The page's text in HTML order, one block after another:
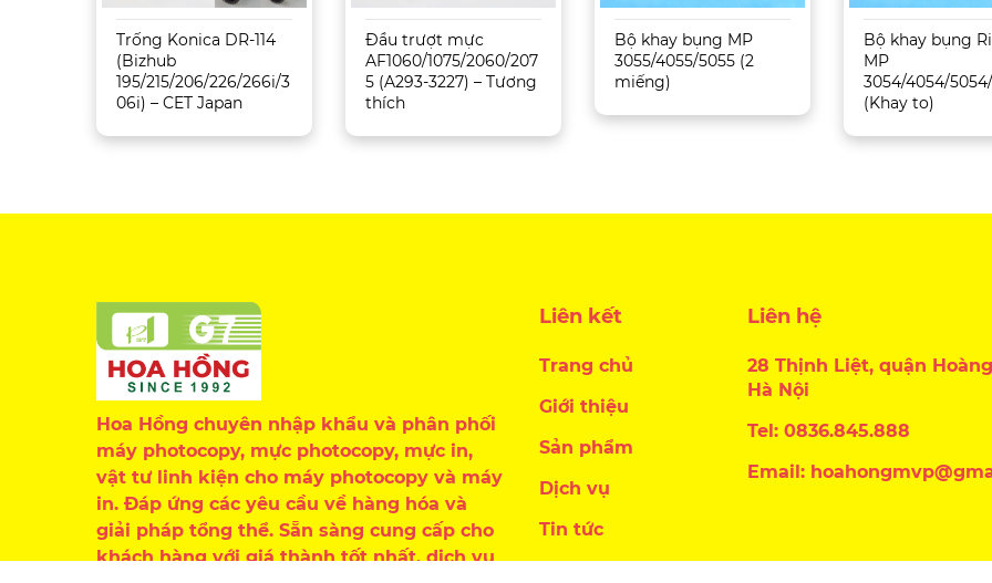
Trống Konica DR-114
(Bizhub
195/215/206/226/266i/3
06i) – CET Japan
Đầu trượt mực
AF1060/1075/2060/207
5 (A293-3227) – Tương
thích
Bộ khay bụng MP
3055/4055/5055 (2
miếng)
Bộ khay bụng
MP
3054/4054/
(Khay to)
Hoa Hồng chuyên nhập khẩu và phân phối
máy photocopy, mực photocopy, mực in,
vật tư linh kiện cho máy photocopy và máy
in. Đáp ứng các yêu cầu về hàng hóa và
giải pháp tổng thể. Sẵn sàng cung cấp cho
khách hàng với giá thành tốt nhất, dịch vụ
Liên kết
Trang chủ
Giới thiệu
Sản phẩm
Dịch vụ
Tin tức
Liên hệ
28 Thịnh Liệt, quận
Hà Nội
Tel: 0836.845.888
Email: